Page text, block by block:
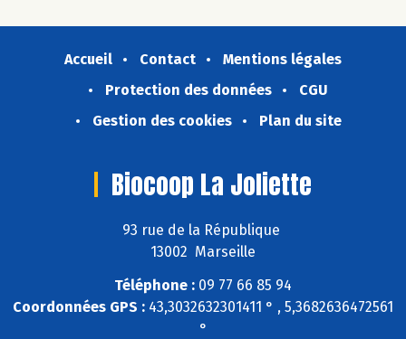
Accueil Contact
Mentions légales
Protection des données
CGU
Gestion des cookies
Plan du site
Biocoop La Joliette
93 rue de la République
13002 Marseille
Téléphone : 09 77 66 85 94
Coordonnées GPS : 43,3032632301411 ° , 5,3682636472561
°